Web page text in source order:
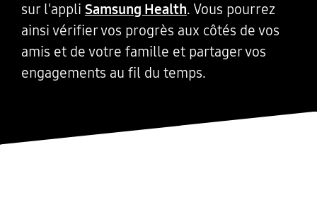
sur l'appli Samsung Health. Vous pourrez
ainsi vérifier vos progrès aux côtés de vos
amis et de votre famille et partager vos
engagements au fil du temps.